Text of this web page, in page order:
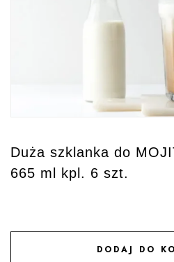
Duża szklanka do
665 ml kpl. 6 szt.
DODAJ DO
DODAJ DO